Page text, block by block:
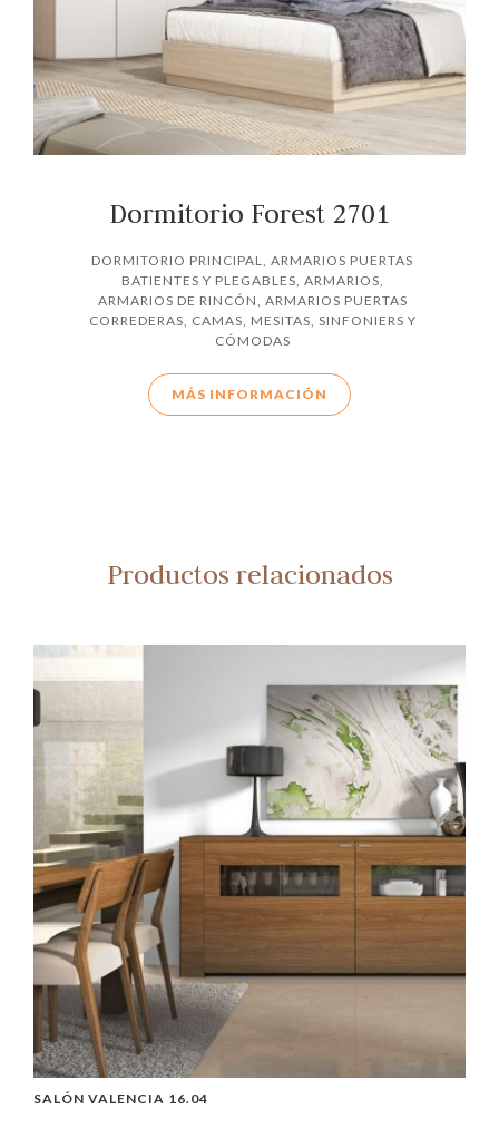
Dormitorio Forest 2701
DORMITORIO PRINCIPAL
ARMARIOS PUERTAS
BATIENTES Y PLEGABLES ARMARIOS
ARMARIOS DE RINCÓN ARMARIOS PUERTAS
CORREDERAS CAMAS, MESITAS, SINFONIERS Y
CÓMODAS
MÁS INFORMACIÓN
Productos relacionados
SALÓN VALENCIA 16.04